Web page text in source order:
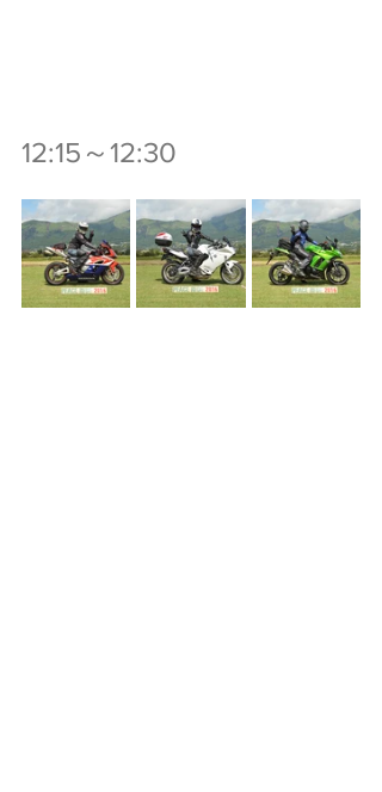
12:15～12:30